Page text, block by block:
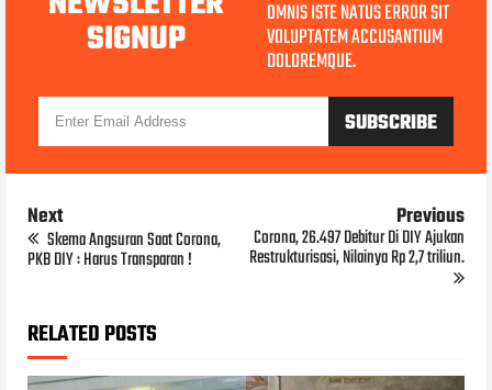
SIGNUP
OMNIS ISTE NATUS ERROR SIT
VOLUPTATEM ACCUSANTIUM
DOLOREMQUE.
Next
Skema Angsuran Saat Corona,
PKB DIY : Harus Transparan !
Previous
Corona, 26.497 Debitur Di DIY Ajukan
Restrukturisasi, Nilainya Rp 2,7 triliun.
RELATED POSTS